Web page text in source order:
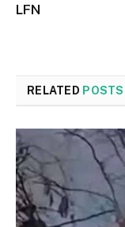
LFN
RELATED POSTS